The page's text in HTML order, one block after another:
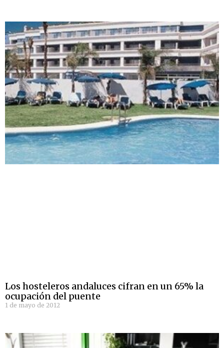
Los hosteleros andaluces cifran en un 65% la
ocupación del puente
1 de mayo de 2012